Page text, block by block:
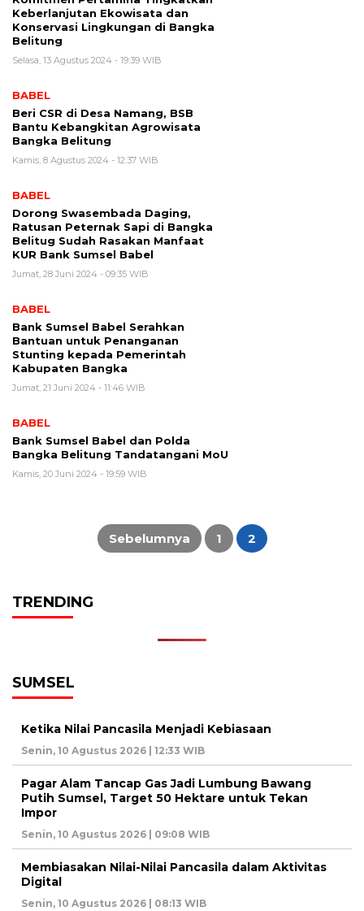
Keberlanjutan Ekowisata dan
Konservasi Lingkungan di Bangka
Belitung
Selasa, 13 Agustus 2024 - 19:39 WIB
BABEL
Beri CSR di Desa Namang, BSB
Bantu Kebangkitan Agrowisata
Bangka Belitung
Kamis, 8 Agustus 2024 - 12:37 WIB
BABEL
Dorong Swasembada Daging,
Ratusan Peternak Sapi di Bangka
Belitug Sudah Rasakan Manfaat
KUR Bank Sumsel Babel
Jumat, 28 Juni 2024 - 09:35 WIB
BABEL
Bank Sumsel Babel Serahkan
Bantuan untuk Penanganan
Stunting kepada Pemerintah
Kabupaten Bangka
Jumat, 21 Juni 2024 - 11:46 WIB
BABEL
Bank Sumsel Babel dan Polda
Bangka Belitung Tandatangani MoU
Kamis, 20 Juni 2024 - 19:59 WIB
Paginasi
Sebelumnya 1 2
TRENDING
SUMSEL
Ketika Nilai Pancasila Menjadi Kebiasaan
Senin, 10 Agustus 2026 | 12:33 WIB
Pagar Alam Tancap Gas Jadi Lumbung Bawang
Putih Sumsel, Target 50 Hektare untuk Tekan
Impor
Senin, 10 Agustus 2026 | 09:08 WIB
Membiasakan Nilai-Nilai Pancasila dalam Aktivitas
Digital
Senin, 10 Agustus 2026 | 08:13 WIB